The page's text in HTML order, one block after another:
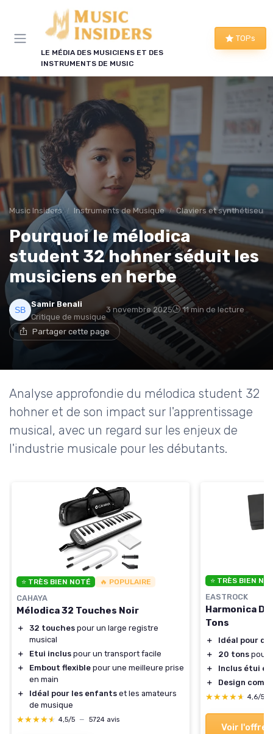
LE MÉDIA DES MUSICIENS ET DES
INSTRUMENTS DE MUSIC
TOPs
Music Insiders Instruments de Musique Claviers et synthétiseurs
Pourquoi le mélodica
student 32 hohner séduit les
musiciens en herbe
Samir Benali
Critique de musique
3 novembre 2025 11 min de lecture
Partager cette page
Analyse approfondie du mélodica student 32
hohner et de son impact sur l'apprentissage
musical, avec un regard sur les enjeux de
l'industrie musicale pour les débutants.
⭐ TRÈS BIEN NOTÉ 🔥 POPULAIRE
CAHAYA
Mélodica 32 Touches Noir
＋ 32 touches pour un large registre
musical
＋
Etui inclus pour un transport facile
＋
Embout flexible pour une meilleure prise
en main
＋
Idéal pour les enfants et les amateurs
de musique
★★★★★
★★★★★ 4,5/5 — 5724 avis
⭐ TRÈS BIEN
EASTROCK
Harmonica
Tons
＋
Idéal pour
＋
20 tons pour
＋
Inclus étui et
＋
Design
★★★★★
★★★★★ 4,6/5
Voir l'offre
Panneau de gestion des cookies